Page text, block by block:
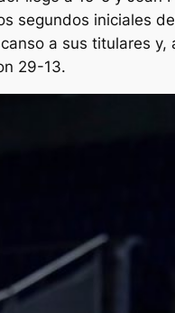
segundos iniciales
a sus titulares
29-13.